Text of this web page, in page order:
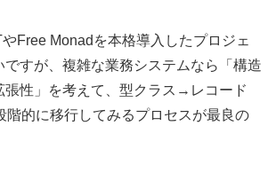
やFree Monadを本格導入したプロジェ
ですが、複雑な業務システムなら「構造
張性」を考えて、型クラス→レコード
的に移行してみるプロセスが最良の